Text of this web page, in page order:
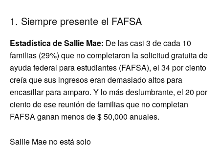
1. Siempre presente el FAFSA
Estadística de Sallie Mae: De las casi 3 de cada 10
familias (29%) que no completaron la solicitud gratuita de
ayuda federal para estudiantes (FAFSA), el 34 por ciento
creía que sus ingresos eran demasiado altos para
encasillar para amparo. Y lo más deslumbrante, el 20 por
ciento de ese reunión de familias que no completan
FAFSA ganan menos de $ 50,000 anuales.
Sallie Mae no está solo